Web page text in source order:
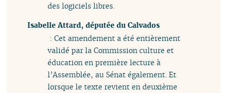
des logiciels libres.
Isabelle Attard, députée du Calvados
: Cet amendement a été entièrement
validé par la Commission culture et
éducation en première lecture à
l’Assemblée, au Sénat également. Et
lorsque le texte revient en deuxième